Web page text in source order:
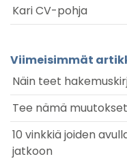
Kari CV-pohja
Viimeisimmät
Näin teet
Tee nämä
10 vinkkiä joiden
jatkoon